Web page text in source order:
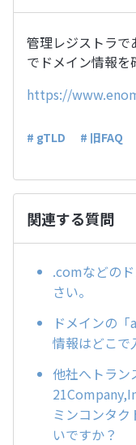
管理レジストラ
でドメイン情報を
https://
# gTLD # 旧FAQ
関連する質問
.comなどの
さい。
ドメインの
情報はどこで
他社へトラン
ミンコンタ
いですか？